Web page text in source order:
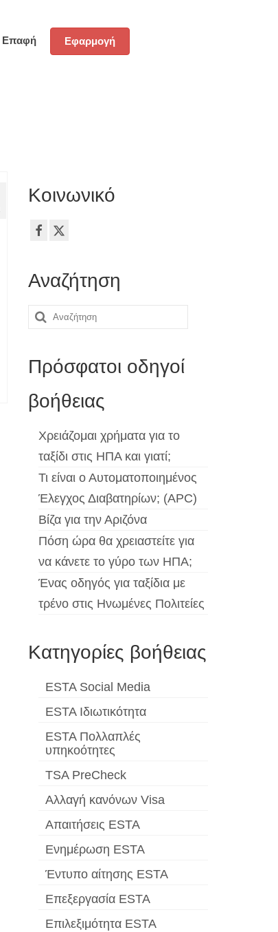
Επαφή Εφαρμογή
Κοινωνικό
Αναζήτηση
Αναζήτηση
Πρόσφατοι οδηγοί
βοήθειας
Χρειάζομαι χρήματα για το
ταξίδι στις ΗΠΑ και γιατί;
Τι είναι ο Αυτοματοποιημένος
Έλεγχος Διαβατηρίων; (APC)
Βίζα για την Αριζόνα
Πόση ώρα θα χρειαστείτε για
να κάνετε το γύρο των ΗΠΑ;
Ένας οδηγός για ταξίδια με
τρένο στις Ηνωμένες Πολιτείες
Κατηγορίες βοήθειας
ESTA Social Media
ESTA Ιδιωτικότητα
ESTA Πολλαπλές
υπηκοότητες
TSA PreCheck
Αλλαγή κανόνων Visa
Απαιτήσεις ESTA
Ενημέρωση ESTA
Έντυπο αίτησης ESTA
Επεξεργασία ESTA
Επιλεξιμότητα ESTA